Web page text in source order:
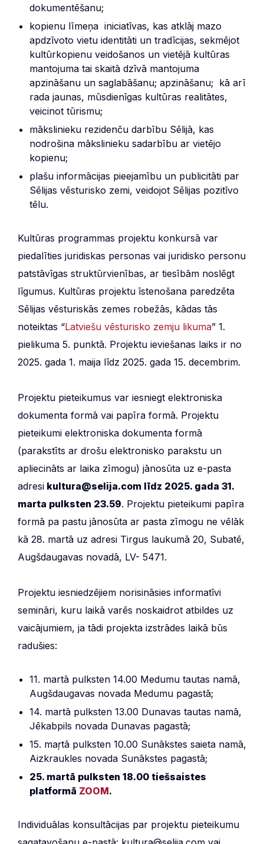
dokumentēšanu;
kopienu līmeņa iniciatīvas, kas atklāj mazo
apdzīvoto vietu identitāti un tradīcijas, sekmējot
kultūrkopienu veidošanos un vietējā kultūras
mantojuma tai skaitā dzīvā mantojuma
apzināšanu un saglabāšanu; apzināšanu; kā arī
rada jaunas, mūsdienīgas kultūras realitātes,
veicinot tūrismu;
mākslinieku rezidenču darbību Sēlijā, kas
nodrošina mākslinieku sadarbību ar vietējo
kopienu;
plašu informācijas pieejamību un publicitāti par
Sēlijas vēsturisko zemi, veidojot Sēlijas pozitīvo
tēlu.
Kultūras programmas projektu konkursā var
piedalīties juridiskas personas vai juridisko personu
patstāvīgas struktūrvienības, ar tiesībām noslēgt
līgumus. Kultūras projektu īstenošana paredzēta
Sēlijas vēsturiskās zemes robežās, kādas tās
noteiktas “Latviešu vēsturisko zemju likuma” 1.
pielikuma 5. punktā. Projektu ieviešanas laiks ir no
2025. gada 1. maija līdz 2025. gada 15. decembrim.
Projektu pieteikumus var iesniegt elektroniska
dokumenta formā vai papīra formā. Projektu
pieteikumi elektroniska dokumenta formā
(parakstīts ar drošu elektronisko parakstu un
apliecināts ar laika zīmogu) jānosūta uz e-pasta
adresi kultura@selija.com līdz 2025. gada 31.
marta pulksten 23.59. Projektu pieteikumi papīra
formā pa pastu jānosūta ar pasta zīmogu ne vēlāk
kā 28. martā uz adresi Tirgus laukumā 20, Subatē,
Augšdaugavas novadā, LV- 5471.
Projektu iesniedzējiem norisināsies informatīvi
semināri, kuru laikā varēs noskaidrot atbildes uz
vaicājumiem, ja tādi projekta izstrādes laikā būs
radušies:
11. martā pulksten 14.00 Medumu tautas namā,
Augšdaugavas novada Medumu pagastā;
14. martā pulksten 13.00 Dunavas tautas namā,
Jēkabpils novada Dunavas pagastā;
15. maŗtā pulksten 10.00 Sunākstes saieta namā,
Aizkraukles novada Sunākstes pagastā;
25. martā pulksten 18.00 tiešsaistes
platformā ZOOM.
Individuālas konsultācijas par projektu pieteikumu